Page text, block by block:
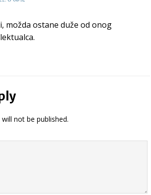
možda ostane duže od onog
not be published.